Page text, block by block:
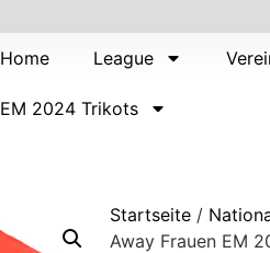
Home League
EM 2024 Trikots
Startseite /
Away Frauen EM